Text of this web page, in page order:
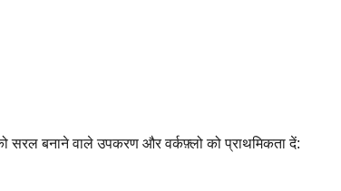
सरल बनाने वाले उपकरण और वर्कफ़्लो को प्राथमिकता दें: